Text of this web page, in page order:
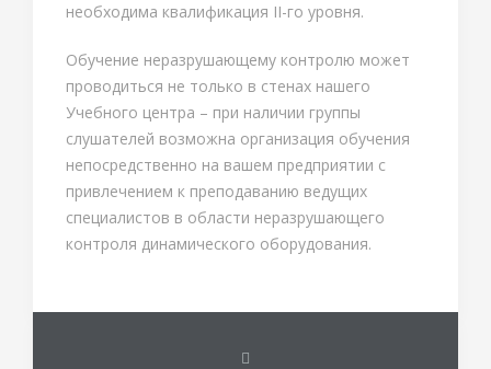
необходима квалификация II-го уровня.
Обучение неразрушающему контролю может
проводиться не только в стенах нашего
Учебного центра – при наличии группы
слушателей возможна организация обучения
непосредственно на вашем предприятии с
привлечением к преподаванию ведущих
специалистов в области неразрушающего
контроля динамического оборудования.